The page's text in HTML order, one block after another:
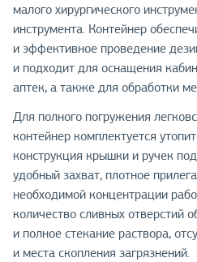
малого хирургического
инструмента. Контейнер
и эффективное проведение
и подходит для оснащения
аптек, а также для обработки
Для полного погружения
контейнер комплектуется
конструкция крышки и ручек
удобный захват, плотное
необходимой концентрации
количество сливных отверстий
и полное стекание раствора,
и места скопления загрязнений.